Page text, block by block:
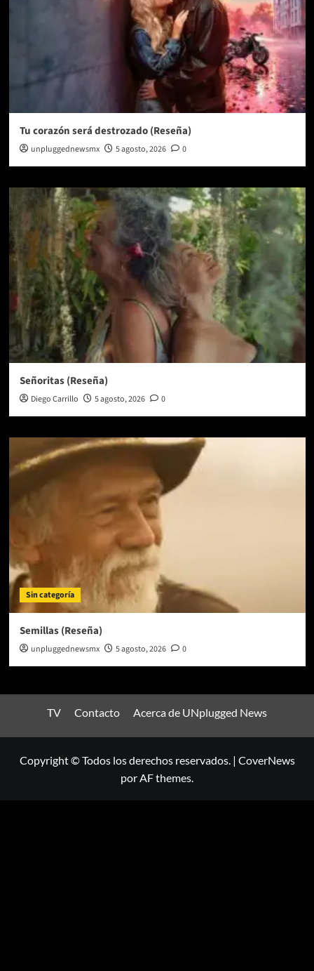
Tu corazón será destrozado (Reseña)
unpluggednewsmx 5 agosto, 2026 0
Señoritas (Reseña)
Diego Carrillo 5 agosto, 2026 0
Sin categoría
Semillas (Reseña)
unpluggednewsmx 5 agosto, 2026 0
TV Contacto Acerca de UNplugged News
Copyright © Todos los derechos reservados. | CoverNews
por AF themes.